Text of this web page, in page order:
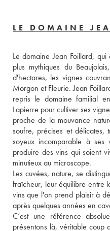
LE DOMAINE
Le domaine Jean Foillard,
plus mythiques du
d'hectares, les vignes
Morgon et Fleurie. Jean
repris le domaine familial
Lapierre pour cultiver ses
proche de la mouvance
soufre, précises et délicates,
soyeux incomparable à ses
produire des vins qui soient
minutieux au microscope.
Les cuvées, nature, se
fraîcheur, leur équilibre entre
vins que l'on prend plaisir à
après quelques années en
C’est une référence
présentons là, véritable coup